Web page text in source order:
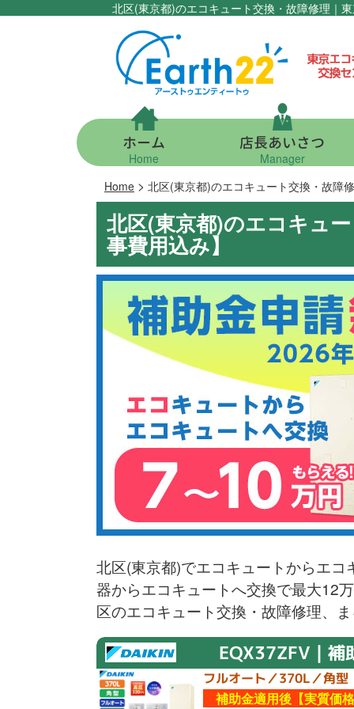
北区(東京都)のエコキュート交換・故障修理｜
ホーム
Home
店長あいさつ
Manager
Home > 北区(東京都)のエコキュート交換・故障
北区(東京都)のエコキュ
事費用込み】
北区(東京都)でエコキュートからエ
器からエコキュートへ交換で最大12
区のエコキュート交換・故障修理、
EQX37ZFV｜補
フルオート／370L／角型
補助金適用後【実質価